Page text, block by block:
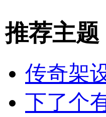
推荐主题
传奇架
下了个